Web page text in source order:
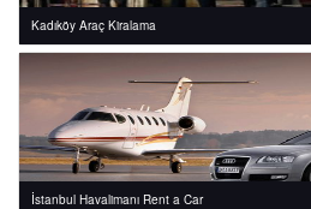
Kadıköy Araç Kiralama
İstanbul Havalimanı Rent a Car